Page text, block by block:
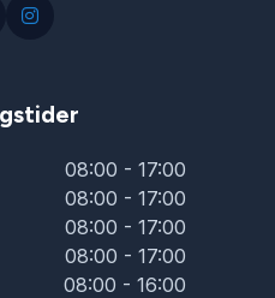
08:00 - 17:00
08:00 - 17:00
08:00 - 17:00
08:00 - 17:00
08:00 - 16:00